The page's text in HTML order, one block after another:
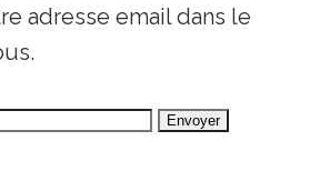
adresse email dans le